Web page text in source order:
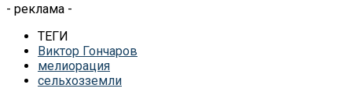
- реклама -
ТЕГИ
Виктор Гончаров
мелиорация
сельхозземли